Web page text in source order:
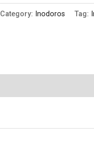
Category: Inodoros Tag: